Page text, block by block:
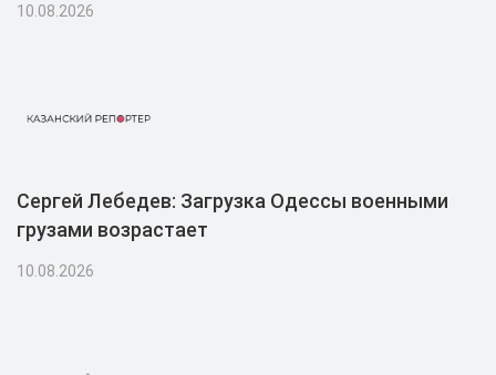
10.08.2026
Сергей Лебедев: Загрузка Одессы военными
грузами возрастает
10.08.2026